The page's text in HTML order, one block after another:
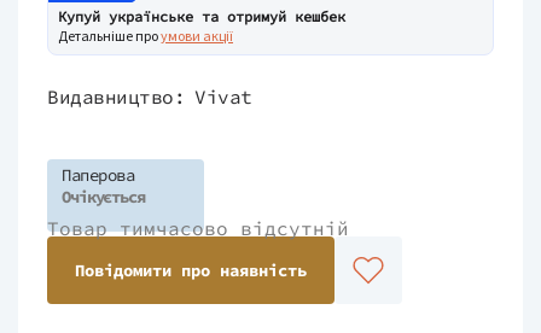
Купуй українське та отримуй кешбек
Детальніше проумови акції
Видавництво: Vivat
Паперова
Очікується
Товар тимчасово відсутній
Повідомити про наявність